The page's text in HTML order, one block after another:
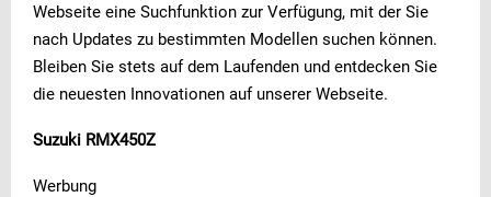
Webseite eine Suchfunktion zur Verfügung, mit der Sie
nach Updates zu bestimmten Modellen suchen können.
Bleiben Sie stets auf dem Laufenden und entdecken Sie
die neuesten Innovationen auf unserer Webseite.
Suzuki RMX450Z
Werbung